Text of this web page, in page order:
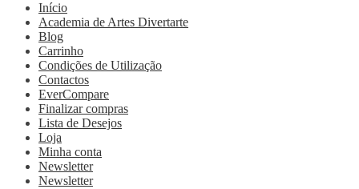
Início
Academia de Artes Divertarte
Blog
Carrinho
Condições de Utilização
Contactos
EverCompare
Finalizar compras
Lista de Desejos
Loja
Minha conta
Newsletter
Newsletter